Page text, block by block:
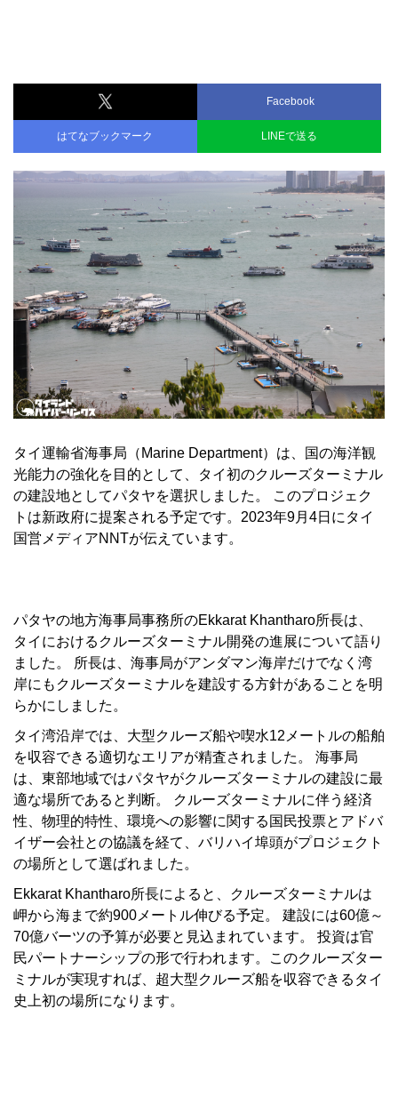
Facebook
はてなブックマーク LINEで送る
タイ運輸省海事局（Marine Department）は、国の海洋観
光能力の強化を目的として、タイ初のクルーズターミナル
の建設地としてパタヤを選択しました。 このプロジェク
トは新政府に提案される予定です。2023年9月4日にタイ
国営メディアNNTが伝えています。
パタヤの地方海事局事務所のEkkarat Khantharo所長は、
タイにおけるクルーズターミナル開発の進展について語り
ました。 所長は、海事局がアンダマン海岸だけでなく湾
岸にもクルーズターミナルを建設する方針があることを明
らかにしました。
タイ湾沿岸では、大型クルーズ船や喫水12メートルの船舶
を収容できる適切なエリアが精査されました。 海事局
は、東部地域ではパタヤがクルーズターミナルの建設に最
適な場所であると判断。 クルーズターミナルに伴う経済
性、物理的特性、環境への影響に関する国民投票とアドバ
イザー会社との協議を経て、バリハイ埠頭がプロジェクト
の場所として選ばれました。
Ekkarat Khantharo所長によると、クルーズターミナルは
岬から海まで約900メートル伸びる予定。 建設には60億～
70億バーツの予算が必要と見込まれています。 投資は官
民パートナーシップの形で行われます。このクルーズター
ミナルが実現すれば、超大型クルーズ船を収容できるタイ
史上初の場所になります。